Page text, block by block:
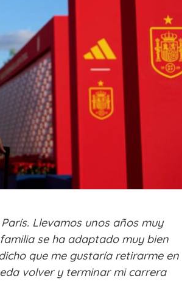
Llevamos unos años muy
se ha adaptado muy bien
que me gustaría retirarme en
volver y terminar mi carrera